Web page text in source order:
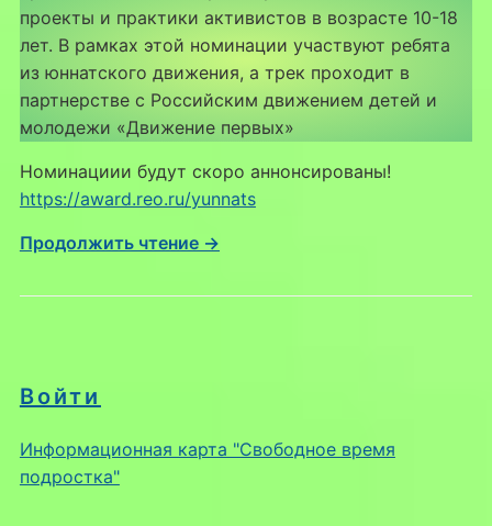
Войти
Информационная карта "Свободное время
подростка"
проекты и практики активистов в возрасте 10-18
лет. В рамках этой номинации участвуют ребята
из юннатского движения, а трек проходит в
партнерстве с Российским движением детей и
молодежи «Движение первых»
Номинациии будут скоро аннонсированы!
https://award.reo.ru/yunnats
Продолжить чтение →